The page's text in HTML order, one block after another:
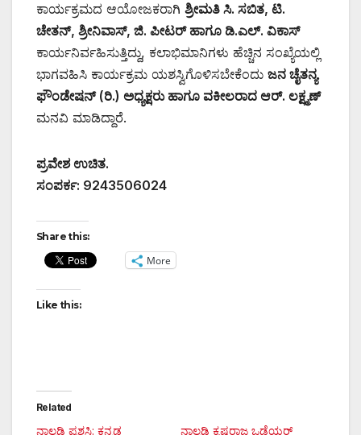
ಕಾರ್ಯಕ್ರಮದ ಆಯೋಜಕರಾಗಿ ಶ್ರೀಮತಿ ಸಿ. ಸಬಿತ, ಟಿ.
ಚೇತನ್, ಶ್ರೀನಿವಾಸ್, ಜಿ. ಪೀಟರ್ ಹಾಗೂ ಡಿ.ಎಲ್. ವಿಕಾಸ್
ಕಾರ್ಯನಿರ್ವಹಿಸುತ್ತಿದ್ದು, ಕಲಾಭಿಮಾನಿಗಳು ಹೆಚ್ಚಿನ ಸಂಖ್ಯೆಯಲ್ಲಿ
ಭಾಗವಹಿಸಿ ಕಾರ್ಯಕ್ರಮ ಯಶಸ್ವಿಗೊಳಿಸಬೇಕೆಂದು ಜನ ಚೈತನ್ಯ
ಫೌಂಡೇಷನ್ (ರಿ.) ಅಧ್ಯಕ್ಷರು ಹಾಗೂ ವಕೀಲರಾದ ಆರ್. ಲಕ್ಷ್ಮಣ್
ಮನವಿ ಮಾಡಿದ್ದಾರೆ.
ಪ್ರವೇಶ ಉಚಿತ.
ಸಂಪರ್ಕ: 9243506024
Share this:
More
Like this:
Related
ನಾಲ್ವಡಿ ಪ್ರಶಸ್ತಿ: ಕನ್ನಡ ನಾಲ್ವಡಿ ಕೃಷ್ಣರಾಜ ಒಡೆಯರ್